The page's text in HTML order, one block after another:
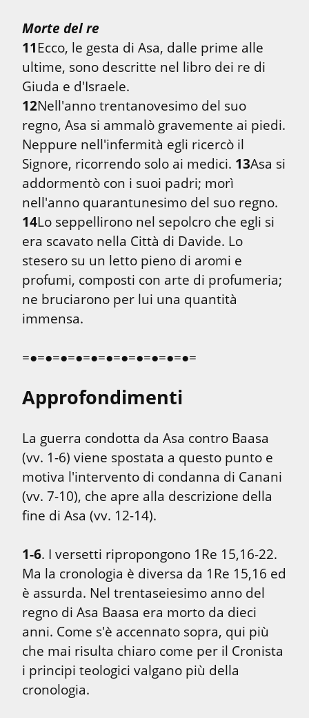
Morte del re
11Ecco, le gesta di Asa, dalle prime alle
ultime, sono descritte nel libro dei re di
12Nell'anno trentanovesimo del suo
regno, Asa si ammalò gravemente ai piedi.
Neppure nell'infermità egli ricercò il
Signore, ricorrendo solo ai medici. 13Asa si
addormentò con i suoi padri; morì
14Lo seppellirono nel sepolcro che egli si
era scavato nella Città di Davide. Lo
stesero su un letto pieno di aromi e
profumi, composti con arte di profumeria;
ne bruciarono per lui una quantità
immensa.
=●=●=●=●=●=●=●=●=●=●=●=
Approfondimenti
La guerra condotta da Asa contro Baasa
(vv. 1-6) viene spostata a questo punto e
motiva l'intervento di condanna di Canani
(vv. 7-10), che apre alla descrizione della
fine di Asa (vv. 12-14).
1-6. I versetti ripropongono 1Re 15,16-22.
Ma la cronologia è diversa da 1Re 15,16 ed
è assurda. Nel trentaseiesimo anno del
regno di Asa Baasa era morto da dieci
anni. Come s'è accennato sopra, qui più
che mai risulta chiaro come per il Cronista
i principi teologici valgano più della
cronologia.